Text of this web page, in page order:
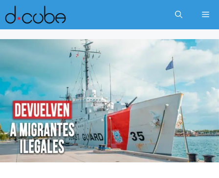
Skip
to
content